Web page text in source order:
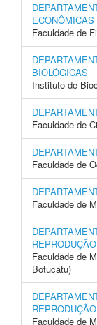
ECONÔMICAS
Faculdade de
BIOLÓGICAS
Instituto de
Faculdade de
Faculdade de
Faculdade de
Faculdade de
Botucatu)
Faculdade de